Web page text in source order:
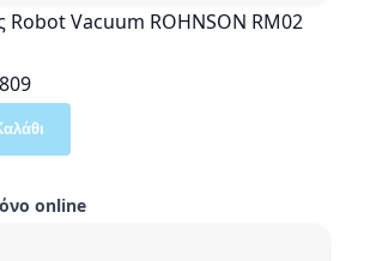
Vacuum ROHNSON RM02
online